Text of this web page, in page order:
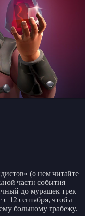
(о нем читайте
части события —
до мурашек трек
12 сентября, чтобы
большому грабежу.